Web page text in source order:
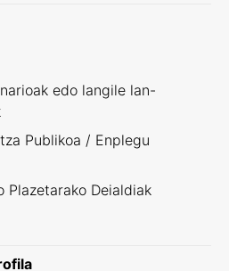
edo langile lan-
Publikoa / Enplegu
Plazetarako Deialdiak